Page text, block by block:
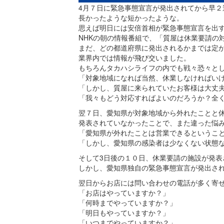
4月７日に緊急事態宣言が発出されてから早
長かったような短かったような。
思えば明日には安倍首相が緊急事態宣言を出
NHKの朝の情報番組で、「質屋は休業要請の
まだ、どの都道府県に発出されるかまでは定
業界内では情報が飛び交いました。
もちろんタカハシライフの内でも戦々恐々と
「対象地域になれば当然、休業しなければい
「しかし、質屋に来られていたお客様は大丈
「我々もどう対応すればよいのだろうか？
翌７日、愛知県が対象地域から外れたことと
発表されていなかったことで、また違った悩
「愛知県が外れたことは営業できるというこ
「しかし、愛知県の感染者は少なくない状態
そして3日後の１０日、休業要請の施設が発
しかし、愛知県独自の緊急事態宣言が発出さ
翌日からお店には問い合わせの電話が多く寄
「お店はやっていますか？」
「何時までやっていますか？」
「明日もやっていますか？」